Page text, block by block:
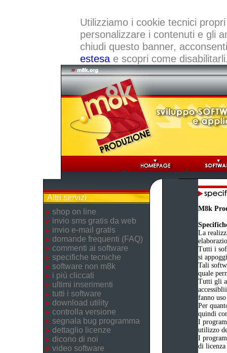
Utilizziamo i cookie tecnici
personalizzare i contenuti e gli
chiudi questo banner,
estesae scopri come
Altri servizi
shop on line
invio sms gratis da web
invio e-mail gratis
domande frequenti (FAQ)
commenti ai software
specifiche tecniche
software non m8k
i più cliccati
ultimi inserimenti
tutti i software
download utility
controlla versione
segnala bug programma
dettaglio licenze
dicono di noi
video software
M8k
La
Tutti i
si
Tali
quale
Tutti gli
fanno uso
Per
quindi
I
utilizzo
I
di licenza